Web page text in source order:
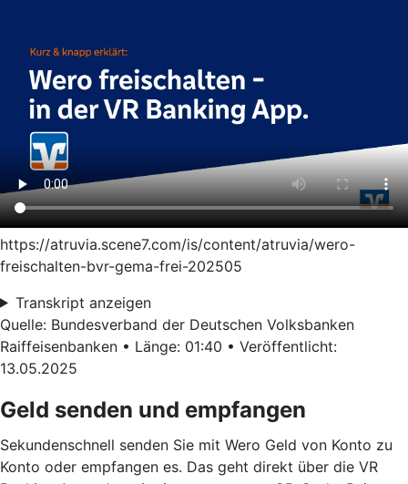
https://atruvia.scene7.com/is/content/atruvia/wero-
freischalten-bvr-gema-frei-202505
Transkript anzeigen
Quelle: Bundesverband der Deutschen Volksbanken
Raiffeisenbanken • Länge: 01:40 • Veröffentlicht:
13.05.2025
Geld senden und empfangen
Sekundenschnell senden Sie mit Wero Geld von Konto zu
Konto oder empfangen es. Das geht direkt über die VR